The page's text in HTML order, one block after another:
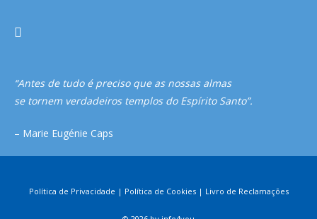
“Antes de tudo é preciso que as nossas almas
se tornem verdadeiros templos do Espírito Santo”.
– Marie Eugénie Caps
Política de Privacidade | Política de Cookies| Livro de Reclamações